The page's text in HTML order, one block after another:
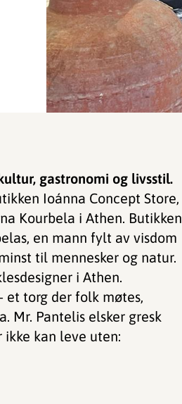
gastronomi og livsstil.
Ioánna Concept Store,
Kourbela i Athen. Butikken
en mann fylt av visdom
til mennesker og natur.
i Athen.
et torg der folk møtes,
Mr. Pantelis elsker gresk
kan leve uten: